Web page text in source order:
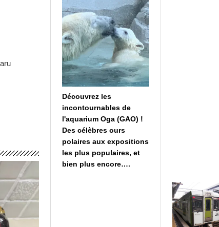
Découvrez les
incontournables de
l'aquarium Oga (GAO) !
Des célèbres ours
polaires aux expositions
les plus populaires, et
bien plus encore….